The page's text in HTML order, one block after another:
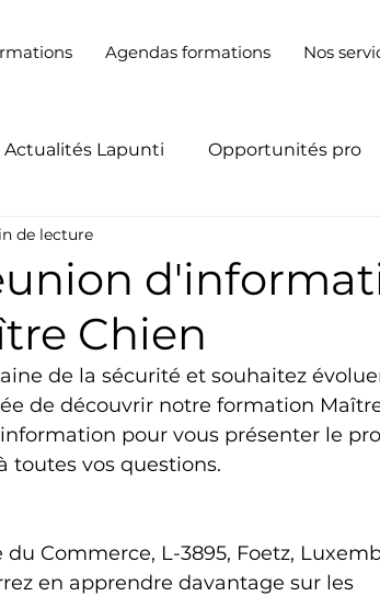
Agendas formations Nos
Actualités Lapunti Opportunités pro
Chien
de lecture
de la sécurité et souhaitez
de découvrir notre formation
pour vous présenter le
toutes vos questions.
du Commerce, L-3895, Foetz,
en apprendre davantage sur les